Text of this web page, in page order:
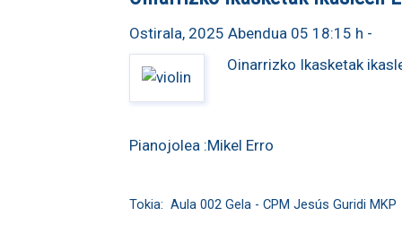
Ostirala, 2025 Abendua 05 18:15 h -
Oinarrizko Ikasketak
Pianojolea :Mikel Erro
Tokia: Aula 002 Gela - CPM Jesús Guridi MKP